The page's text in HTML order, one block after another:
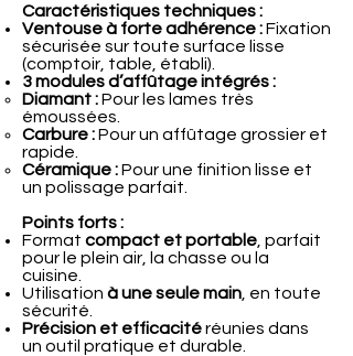
Caractéristiques techniques :
Ventouse à forte adhérence :Fixation
sécurisée sur toute surface lisse
(comptoir, table, établi).
3 modules d’affûtage intégrés :
Diamant :Pour les lames très
émoussées.
Carbure :Pour un affûtage grossier et
rapide.
Céramique :Pour une finition lisse et
un polissage parfait.
Points forts :
Format compact et portable , parfait
pour le plein air, la chasse ou la
cuisine.
Utilisation à une seule main , en toute
sécurité.
Précision et efficacitéréunies dans
un outil pratique et durable.